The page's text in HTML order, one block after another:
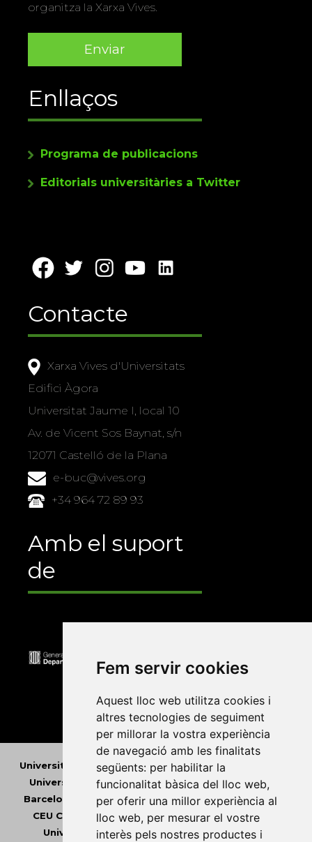
Fem servir cookies
Aquest lloc web utilitza cookies i
altres tecnologies de seguiment
per millorar la vostra experiència
de navegació amb les finalitats
següents: per habilitar la
funcionalitat bàsica del lloc web,
per oferir una millor experiència al
lloc web, per mesurar el vostre
interès pels nostres productes i
organitza la Xarxa Vives.
Enllaços
Programa de publicacions
Editorials universitàries a Twitter
Contacte
Xarxa Vives d'Universitats
Edifici Àgora
Universitat Jaume I, local 10
Av. de Vicent Sos Baynat, s/n
12071 Castelló de la Plana
e-buc@vives.org
+34 964 72 89 93
Amb el suport
de
Universitat Abat Oliba CEU•Universitat d'Alacant
Universitat d'Andorra•Universitat Autònoma de
Barcelona
Universitat de Barcelona•Universitat
CEU Cardenal Herrera
•Universitat de Girona
Universitat de les Illes Balears•Universitat